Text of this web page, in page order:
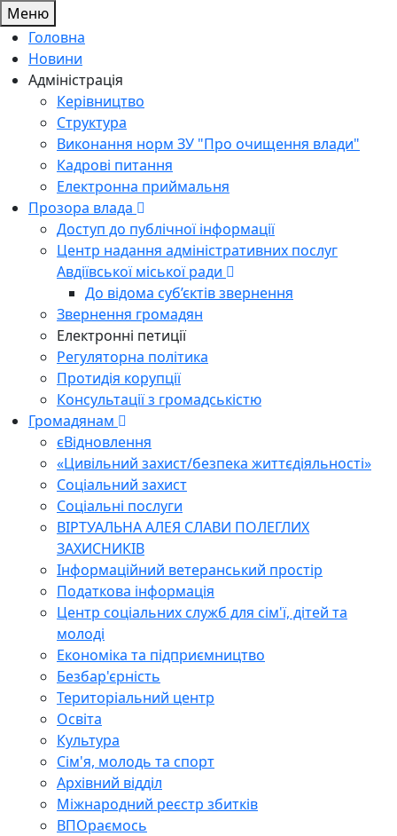
Меню
Головна
Новини
Адміністрація
Керівництво
Структура
Виконання норм ЗУ "Про очищення влади"
Кадрові питання
Електронна приймальня
Прозора влада
Доступ до публічної інформації
Центр надання адміністративних послуг
Авдіївської міської ради
До відома суб’єктів звернення
Звернення громадян
Електронні петиції
Регуляторна політика
Протидія корупції
Консультації з громадськістю
Громадянам
єВідновлення
«Цивільний захист/безпека життєдіяльності»
Соціальний захист
Соціальні послуги
ВІРТУАЛЬНА АЛЕЯ СЛАВИ ПОЛЕГЛИХ
ЗАХИСНИКІВ
Інформаційний ветеранський простір
Податкова інформація
Центр соціальних служб для сім'ї, дітей та
молоді
Економіка та підприємництво
Безбар'єрність
Територіальний центр
Освіта
Культура
Сім'я, молодь та спорт
Архівний відділ
Міжнародний реєстр збитків
ВПОраємось